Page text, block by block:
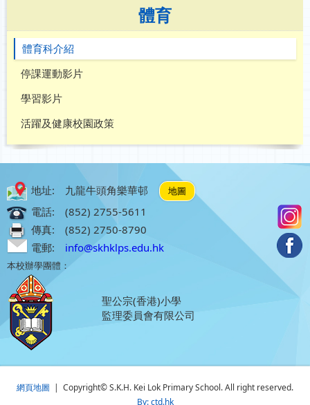
體育
體育科介紹
停課運動影片
學習影片
活躍及健康校園政策
地址: 九龍牛頭角樂華邨 地圖
電話:
(852) 2755-5611
傳真:
(852) 2750-8790
電郵:
info@skhklps.edu.hk
本校辦學團體：
聖公宗(香港)小學
監理委員會有限公司
網頁地圖 | Copyright© S.K.H. Kei Lok Primary School. All right reserved.
By: ctd.hk